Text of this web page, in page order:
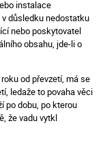
instalace
důsledku nedostatku
nebo poskytovatel
obsahu, jde-li o
od převzetí, má se
ledaže to povaha věci
po dobu, po kterou
že vadu vytkl